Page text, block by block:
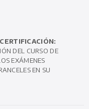
DEL CURSO DE
EXÁMENES
EN SU